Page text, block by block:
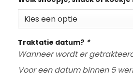
Traktatie datum? *
Wanneer wordt er
Voor een datum binnen 5